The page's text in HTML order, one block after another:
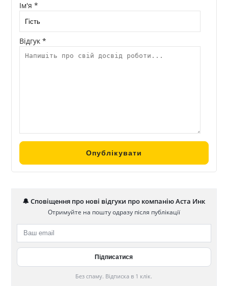
Ім'я *
Відгук *
🔔 Сповіщення про нові відгуки про компанію Аста Инк
Отримуйте на пошту одразу після публікації
Без спаму. Відписка в 1 клік.